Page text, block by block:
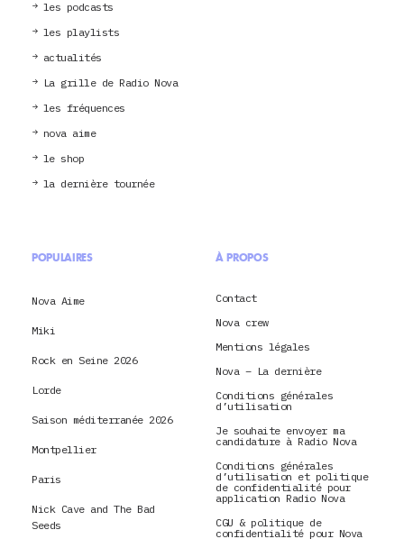
les podcasts
les playlists
actualités
La grille de Radio Nova
les fréquences
nova aime
le shop
la dernière tournée
POPULAIRES
Nova Aime
Miki
Rock en Seine 2026
Lorde
Saison méditerranée 2026
Montpellier
Paris
Nick Cave and The Bad
Seeds
À PROPOS
Contact
Nova crew
Mentions légales
Nova – La dernière
Conditions générales
d’utilisation
Je souhaite envoyer ma
candidature à Radio Nova
Conditions générales
d’utilisation et politique
de confidentialité pour
application Radio Nova
CGU & politique de
confidentialité pour Nova